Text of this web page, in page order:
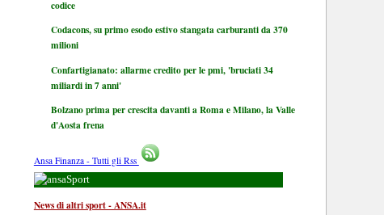
codice
Codacons, su primo esodo estivo stangata carburanti da 370
milioni
Confartigianato: allarme credito per le pmi, 'bruciati 34
miliardi in 7 anni'
Bolzano prima per crescita davanti a Roma e Milano, la Valle
d'Aosta frena
Ansa Finanza - Tutti gli Rss
Sport
News di altri sport - ANSA.it